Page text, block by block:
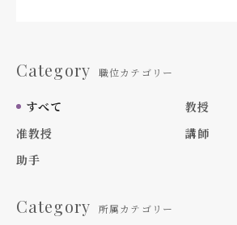
Category 職位カテゴリー
すべて
教授
准教授
講師
助手
Category 所属カテゴリー